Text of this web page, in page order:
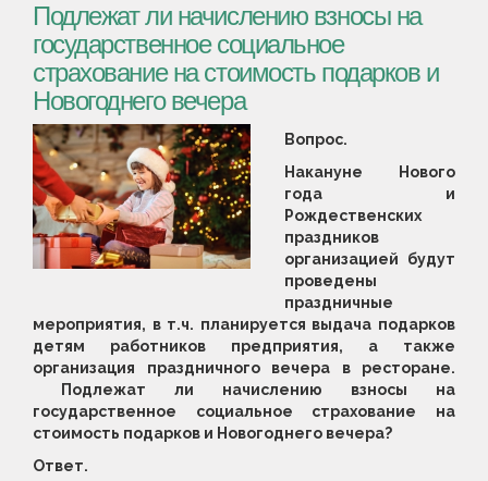
Подлежат ли начислению взносы на
государственное социальное
страхование на стоимость подарков и
Новогоднего вечера
Вопрос.
Накануне Нового
года и
Рождественских
праздников
организацией будут
проведены
праздничные
мероприятия, в т.ч. планируется выдача подарков
детям работников предприятия, а также
организация праздничного вечера в ресторане.
Подлежат ли начислению взносы на
государственное социальное страхование на
стоимость подарков и Новогоднего вечера?
Ответ.